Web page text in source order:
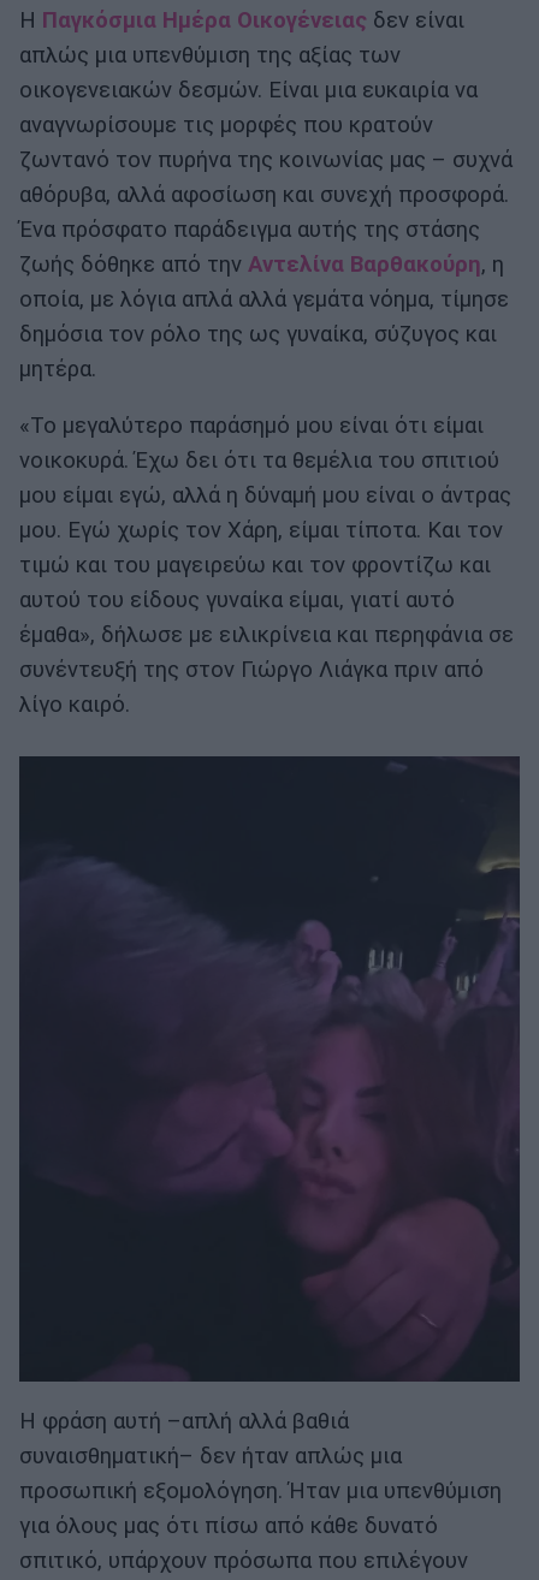
Η Παγκόσμια Ημέρα Οικογένειας δεν είναι
απλώς μια υπενθύμιση της αξίας των
οικογενειακών δεσμών. Είναι μια ευκαιρία να
αναγνωρίσουμε τις μορφές που κρατούν
ζωντανό τον πυρήνα της κοινωνίας μας – συχνά
αθόρυβα, αλλά αφοσίωση και συνεχή προσφορά.
Ένα πρόσφατο παράδειγμα αυτής της στάσης
ζωής δόθηκε από την Αντελίνα Βαρθακούρη, η
οποία, με λόγια απλά αλλά γεμάτα νόημα, τίμησε
δημόσια τον ρόλο της ως γυναίκα, σύζυγος και
μητέρα.
«Το μεγαλύτερο παράσημό μου είναι ότι είμαι
νοικοκυρά. Έχω δει ότι τα θεμέλια του σπιτιού
μου είμαι εγώ, αλλά η δύναμή μου είναι ο άντρας
μου. Εγώ χωρίς τον Χάρη, είμαι τίποτα. Και τον
τιμώ και του μαγειρεύω και τον φροντίζω και
αυτού του είδους γυναίκα είμαι, γιατί αυτό
έμαθα», δήλωσε με ειλικρίνεια και περηφάνια σε
συνέντευξή της στον Γιώργο Λιάγκα πριν από
λίγο καιρό.
Η φράση αυτή –απλή αλλά βαθιά
συναισθηματική– δεν ήταν απλώς μια
προσωπική εξομολόγηση. Ήταν μια υπενθύμιση
για όλους μας ότι πίσω από κάθε δυνατό
σπιτικό, υπάρχουν πρόσωπα που επιλέγουν